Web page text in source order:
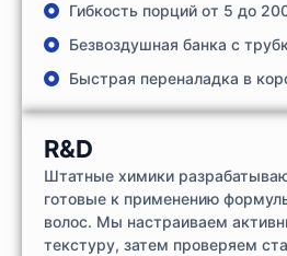
Гибкость порций от 5 до
Безвоздушная банка с
Быстрая переналадка в
R&D
Штатные химики
готовые к применению
волос. Мы настраиваем
текстуру, затем проверяем